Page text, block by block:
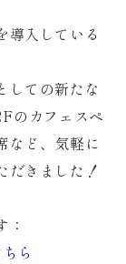
導入している
しての新たな
のカフェスペ
など、気軽に
だきました！
ら